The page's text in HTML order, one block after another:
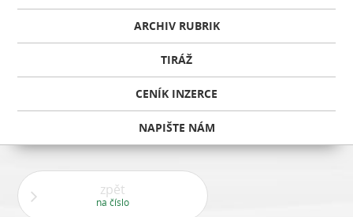
ARCHIV RUBRIK
TIRÁŽ
CENÍK INZERCE
NAPIŠTE NÁM
zpět
na číslo